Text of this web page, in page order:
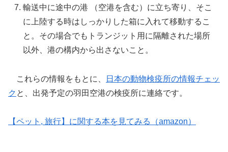
輸送中に途中の港 （空港を含む）に立ち寄り、そこ
に上陸する時はしっかりした箱に入れて移動するこ
と。その場合でもトランジット用に隔離された場所
以外、港の構内から出さないこと。
これらの情報をもとに、
日本の動物検疫所の情報チェッ
ク と、出発予定の羽田空港の検疫所に連絡です。
【ペット, 旅行】に関する本を見てみる（amazon）